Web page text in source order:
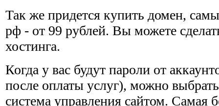
Так же придется купить домен,
рф - от 99 рублей. Вы можете
хостинга.
Когда у вас будут пароли от
после оплаты услуг), можно
система управления сайтом. Самая